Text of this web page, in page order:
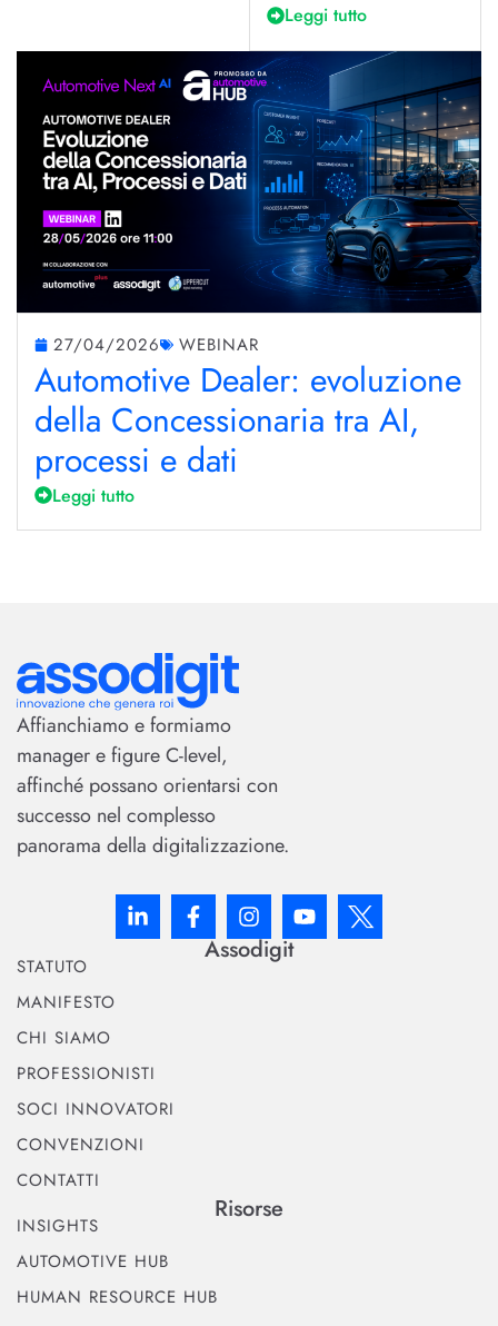
Leggi tutto
27/04/2026 WEBINAR
Automotive Dealer: evoluzione
della Concessionaria tra AI,
processi e dati
Leggi tutto
Affianchiamo e formiamo
manager e figure C-level,
affinché possano orientarsi con
successo nel complesso
panorama della digitalizzazione.
Assodigit
STATUTO
MANIFESTO
CHI SIAMO
PROFESSIONISTI
SOCI INNOVATORI
CONVENZIONI
CONTATTI
Risorse
INSIGHTS
AUTOMOTIVE HUB
HUMAN RESOURCE HUB